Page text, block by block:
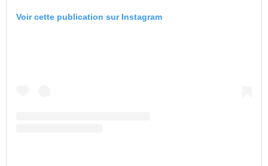
Voir cette publication sur Instagram